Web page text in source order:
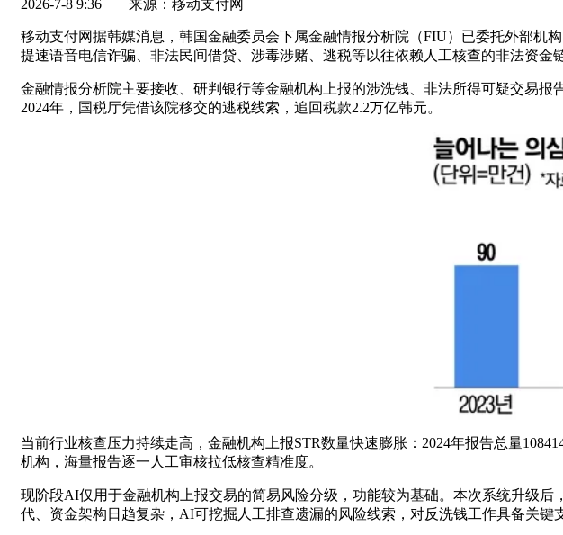
2026-7-8 9:36 来源：移动支付网
移动支付网据韩媒消息，韩国金融委员会下属金融情报分析院（FIU）已委托外部
提速语音电信诈骗、非法民间借贷、涉毒涉赌、逃税等以往依赖人工核查的非法资金
金融情报分析院主要接收、研判银行等金融机构上报的涉洗钱、非法所得可疑交易
2024年，国税厅凭借该院移交的逃税线索，追回税款2.2万亿韩元。
当前行业核查压力持续走高，金融机构上报STR数量快速膨胀：2024年报告总量
机构，海量报告逐一人工审核拉低核查精准度。
现阶段AI仅用于金融机构上报交易的简易风险分级，功能较为基础。本次系统升级
代、资金架构日趋复杂，AI可挖掘人工排查遗漏的风险线索，对反洗钱工作具备关键